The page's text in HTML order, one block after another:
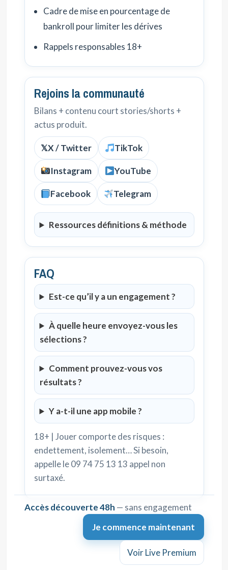
Cadre de mise en pourcentage de
bankroll pour limiter les dérives
Rappels responsables 18+
Rejoins la communauté
Bilans + contenu court stories/shorts +
actus produit.
𝕏X / Twitter TikTok
Instagram YouTube
Facebook Telegram
Ressources définitions & méthode
FAQ
Est-ce qu’il y a un engagement ?
À quelle heure envoyez-vous les
sélections ?
Comment prouvez-vous vos
résultats ?
Y a-t-il une app mobile ?
18+ | Jouer comporte des risques :
endettement, isolement… Si besoin,
appelle le 09 74 75 13 13 appel non
surtaxé.
Accès découverte 48h — sans engagement
Je commence maintenant
Voir Live Premium